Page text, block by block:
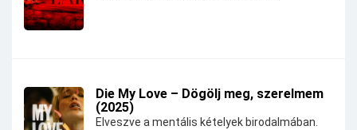
Die My Love – Dögölj meg, szerelmem
(2025)
Elveszve a mentális kételyek birodalmában.